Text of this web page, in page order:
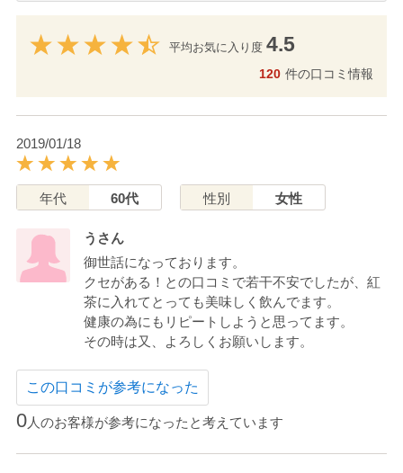
平均お気に入り度 4.5
120 件の口コミ情報
2019/01/18
年代 60代 性別 女性
うさん
御世話になっております。
クセがある！との口コミで若干不安でしたが、紅
茶に入れてとっても美味しく飲んでます。
健康の為にもリピートしようと思ってます。
その時は又、よろしくお願いします。
この口コミが参考になった
0人のお客様が参考になったと考えています